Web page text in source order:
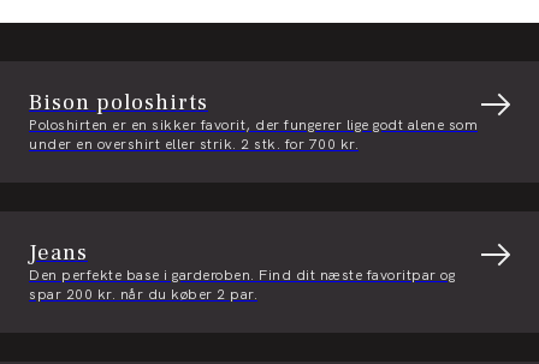
Bison poloshirts
Poloshirten er en sikker favorit, der fungerer lige godt alene som
under en overshirt eller strik. 2 stk. for 700 kr.
Jeans
Den perfekte base i garderoben. Find dit næste favoritpar og
spar 200 kr. når du køber 2 par.